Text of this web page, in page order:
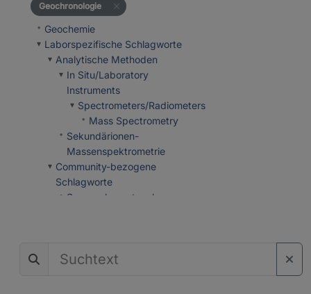
Geochronologie
Geochemie
Laborspezifische Schlagworte
Analytische Methoden
In Situ/Laboratory
Instruments
Spectrometers/Radiometers
Mass Spectrometry
Sekundärionen-
Massenspektrometrie
Community-bezogene
Schlagworte
Spurenelementanalysen
Noble Gas Analysis